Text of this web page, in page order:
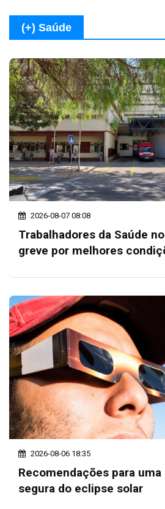
(+) Saúde
2026-08-07 08:08
Trabalhadores da Saúde
greve por melhores
2026-08-06 18:35
Recomendações para
segura do eclipse solar